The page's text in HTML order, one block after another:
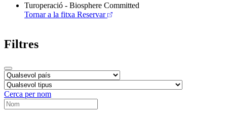
Turoperació - Biosphere Committed
Tornar a la fitxa Reservar
Filtres
Cerca per nom